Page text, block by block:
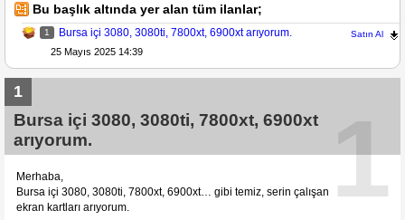
Bu başlık altında yer alan tüm ilanlar;
1 Bursa içi 3080, 3080ti, 7800xt, 6900xt arıyorum. Satın Al
25 Mayıs 2025 14:39
1
1
Bursa içi 3080, 3080ti, 7800xt, 6900xt
arıyorum.
Merhaba,
Bursa içi 3080, 3080ti, 7800xt, 6900xt… gibi temiz, serin çalışan
ekran kartları arıyorum.